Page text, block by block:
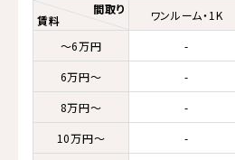
賃料
間取り ワンルーム・1K
～6万円
-
6万円～
-
8万円～
-
10万円～
-